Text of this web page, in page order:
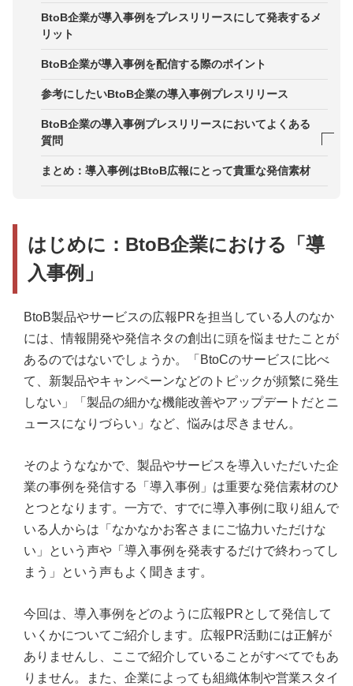
BtoB企業が導入事例をプレスリリースにして発表するメ
リット
BtoB企業が導入事例を配信する際のポイント
参考にしたいBtoB企業の導入事例プレスリリース
BtoB企業の導入事例プレスリリースにおいてよくある
質問
導入された時点で発表しなくてもよいのか？
実施すべきか？
発表後の導入事例を広報活動でどう活用したらよい
まとめ：導入事例はBtoB広報にとって貴重な発信素材
はじめに：BtoB企業における「導
入事例」
BtoB製品やサービスの広報PRを担当している人のなか
には、情報開発や発信ネタの創出に頭を悩ませたことが
あるのではないでしょうか。「BtoCのサービスに比べ
て、新製品やキャンペーンなどのトピックが頻繁に発生
しない」「製品の細かな機能改善やアップデートだとニ
ュースになりづらい」など、悩みは尽きません。
そのようななかで、製品やサービスを導入いただいた企
業の事例を発信する「導入事例」は重要な発信素材のひ
とつとなります。一方で、すでに導入事例に取り組んで
いる人からは「なかなかお客さまにご協力いただけな
い」という声や「導入事例を発表するだけで終わってし
まう」という声もよく聞きます。
今回は、導入事例をどのように広報PRとして発信して
いくかについてご紹介します。広報PR活動には正解が
ありませんし、ここで紹介していることがすべてでもあ
りません。また、企業によっても組織体制や営業スタイ